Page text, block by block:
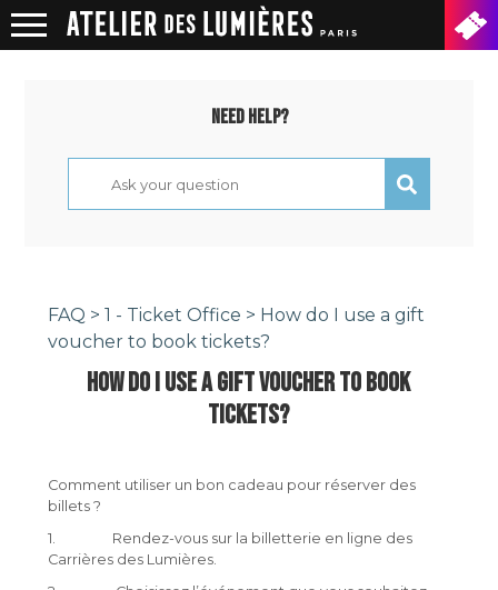
Need help?
FAQ > 1 - Ticket Office > How do I use a gift
voucher to book tickets?
HOW DO I USE A GIFT VOUCHER TO BOOK
TICKETS?
Comment utiliser un bon cadeau pour réserver des
billets ?
1. Rendez-vous sur la billetterie en ligne des
Carrières des Lumières.